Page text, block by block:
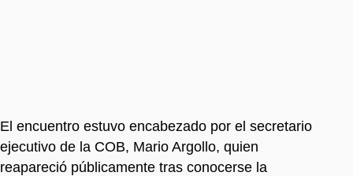
El encuentro estuvo encabezado por el secretario
ejecutivo de la COB, Mario Argollo, quien
reapareció públicamente tras conocerse la